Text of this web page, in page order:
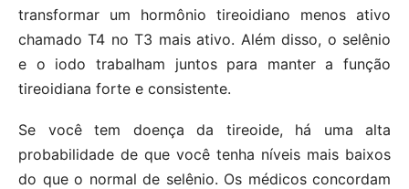
transformar um hormônio tireoidiano menos ativo
chamado T4 no T3 mais ativo. Além disso, o selênio
e o iodo trabalham juntos para manter a função
tireoidiana forte e consistente.
Se você tem doença da tireoide, há uma alta
probabilidade de que você tenha níveis mais baixos
do que o normal de selênio. Os médicos concordam